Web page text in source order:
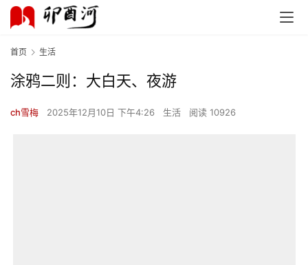
首页 生活
涂鸦二则：大白天、夜游
ch雪梅 2025年12月10日 下午4:26 生活 阅读 10926